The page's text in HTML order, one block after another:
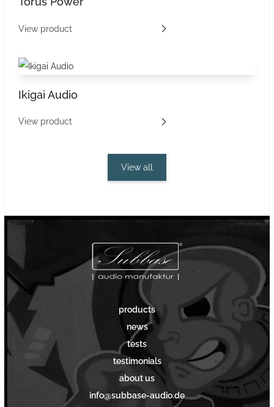
View product
Ikigai Audio
View product
View all
products
news
tests
testimonials
about us
info@subbase-audio.de